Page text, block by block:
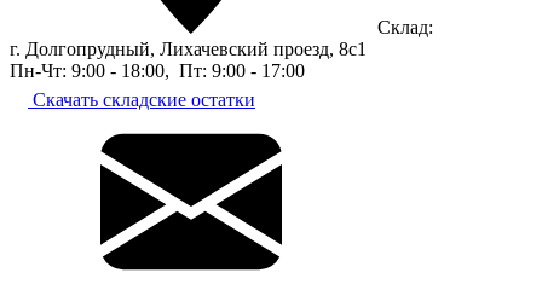
Склад:
г. Долгопрудный, Лихачевский проезд, 8c1
Пн-Чт: 9:00 - 18:00, Пт: 9:00 - 17:00
Скачать складские остатки